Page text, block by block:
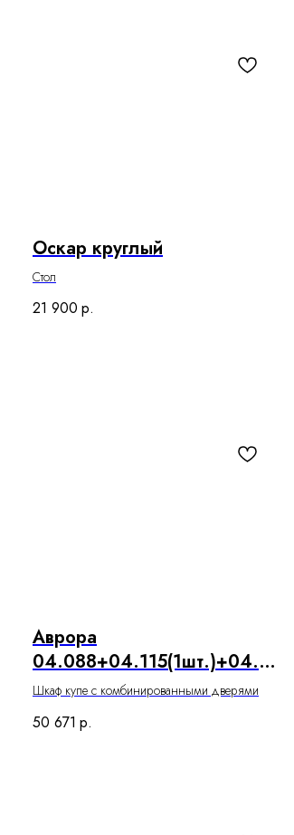
Оскар круглый
Стол
21 900 р.
Аврора
04.088+04.115(1шт.)+04.11
6(1шт.)
Шкаф купе с комбинированными дверями
50 671 р.